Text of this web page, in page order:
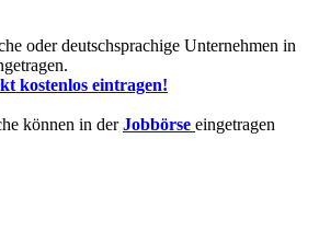
oder deutschsprachige Unternehmen in
kostenlos eintragen!
können in derJobbörse eingetragen